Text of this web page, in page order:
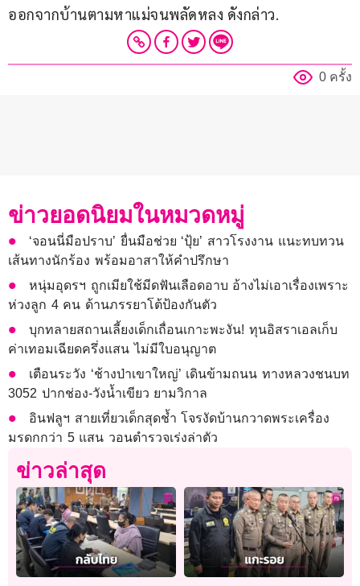
ออกจากบ้านตามหาแม่จนพลัดหลง ดังกล่าว.
0 ครั้ง
ข่าวยอดนิยมในหมวดหมู่
‘จอนนี่มือปราบ’ ยื่นมือช่วย ‘ปุ้ย’ สาวโรงงาน แนะทบทวน
เส้นทางนักร้อง พร้อมอาสาให้คำปรึกษา
หนุ่มอุดรฯ ถูกเมียใช้มีดฟันเลือดอาบ อ้างไม่เอาเรื่องเพราะ
ห่วงลูก 4 คน ด้านภรรยาโต้ป้องกันตัว
บุกทลายสถานเลี้ยงเด็กเถื่อนเกาะพะงัน! ทุนอิสราเอลเก็บ
ค่าเทอมเฉียดครึ่งแสน ไม่มีใบอนุญาต
เตือนระวัง ‘ช้างป่าเขาใหญ่’ เดินข้ามถนน ทางหลวงชนบท
3052 ปากช่อง-วังน้ำเขียว ยามวิกาล
อินฟลูฯ สายเที่ยวเด็กสุดช้ำ โจรงัดบ้านกวาดพระเครื่อง
มรดกกว่า 5 แสน วอนตำรวจเร่งล่าตัว
ข่าวล่าสุด